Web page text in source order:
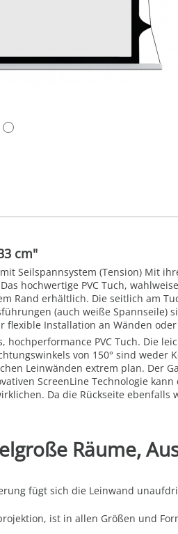
cm"
Seilspannsystem (Tension) Mit
hochwertige PVC Tuch,
Rand erhältlich. Die seitlich am
(auch weiße
flexible Installation an Wänden
hochperformance PVC Tuch.
von 150° sind
Leinwänden extrem plan. Der
ScreenLine Technologie
Da die Rückseite
Räume,
fügt sich die Leinwand
ist in allen Größen und